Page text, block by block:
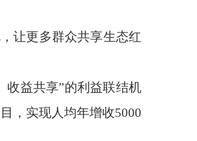
让更多群众共享生态红
收益共享”的利益联结机
，实现人均年增收5000